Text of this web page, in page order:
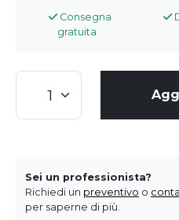
Consegna
gratuita
Sei un professionista?
Richiedi un preventivo o
per saperne di più.